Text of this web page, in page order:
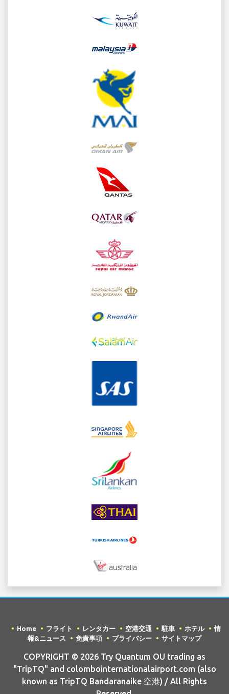
Home フライト レンタカー 空港交通 駐車 ホテル
情
報&ニュース
免責事項 プライバシー サイトマップ
COPYRIGHT © 2026 Try Quantum OU trading as
"TripTQ" and colombointernationalairport.com (also
known as TripTQ Bandaranaike 空港) / All Rights